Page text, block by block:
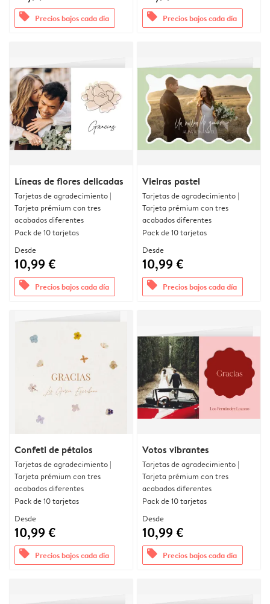
offers Precios bajos cada día offers Precios bajos cada día
Líneas de flores delicadas
Tarjetas de agradecimiento |
Tarjeta prémium con tres
acabados diferentes
Pack de 10 tarjetas
Desde
10,99 €
offers Precios bajos cada día
Vieiras pastel
Tarjetas de agradecimiento |
Tarjeta prémium con tres
acabados diferentes
Pack de 10 tarjetas
Desde
10,99 €
offers Precios bajos cada día
Confeti de pétalos
Tarjetas de agradecimiento |
Tarjeta prémium con tres
acabados diferentes
Pack de 10 tarjetas
Desde
10,99 €
offers Precios bajos cada día
Votos vibrantes
Tarjetas de agradecimiento |
Tarjeta prémium con tres
acabados diferentes
Pack de 10 tarjetas
Desde
10,99 €
offers Precios bajos cada día